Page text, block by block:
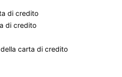
di credito
di credito
carta di credito